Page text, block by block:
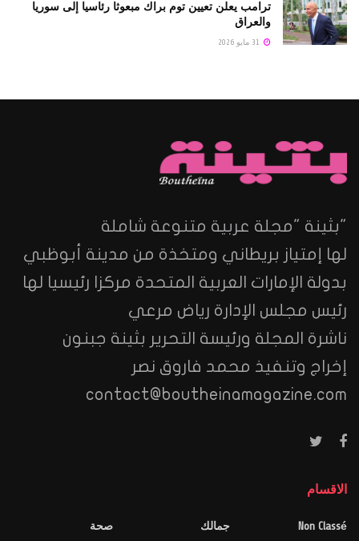
ترامب يعلن تعيين توم براك مبعوثا رئاسيا إلى سوريا
والعراق
"بثينة "مجلة عربية متنوعة شاملة
لها إمتياز بريطاني ومتخذة من مدينة أبوظبي
بدولة الإمارات العربية المتحدة مركزا رئيسيا لها
رئيس مجلس الإدارة رياض مرعي
ناشرة المجلة ورئيسة التحرير بثينة جبنون
إخراج وتنفيذ محمد فاروق نصر
contact@boutheinamagazine.com
الاقسام
Non Classé جمالك صحة